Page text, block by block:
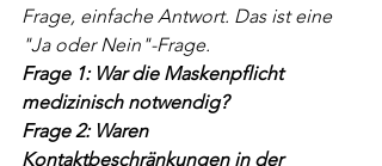
Frage, einfache Antwort. Das ist eine
"Ja oder Nein"-Frage.
Frage 1: War die Maskenpflicht
medizinisch notwendig?
Frage 2: Waren
Kontaktbeschränkungen in der